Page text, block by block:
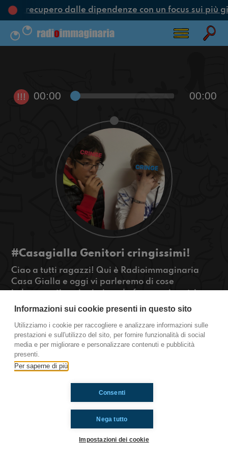
e recupero dalle dipendenze con un focus sui più
!!! 00:00 00:00
#Casagialla Genitori cringissimi!
Ciao a tutti ragazzi! Qui è Radioimmaginaria
Casa Gialla e oggi vi parleremo di cose
imbrazzanti e cringissime da fare con i nostri
genitori e di quanto sono belli i giochi da carte
collezionabili. Se volete saperne di più sentite
qui!
Casa Gialla
Ti è piaciuto? Condividilo!
Informazioni sui cookie presenti in questo sito
Utilizziamo i cookie per raccogliere e analizzare informazioni sulle
prestazioni e sull'utilizzo del sito, per fornire funzionalità di social
media e per migliorare e personalizzare contenuti e pubblicità
presenti.
Per saperne di più
Nega tutto
Consenti
Impostazioni dei cookie